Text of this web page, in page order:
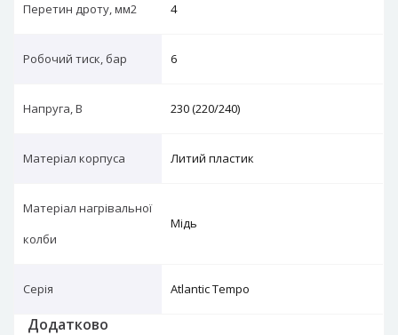
Перетин дроту, мм2 4
Робочий тиск, бар 6
Напруга, В 230 (220/240)
Матеріал корпуса Литий пластик
Матеріал нагрівальної
колби
Мідь
Серія Atlantic Tempo
Додатково